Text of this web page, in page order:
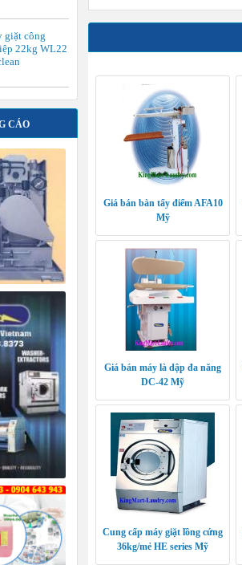
giặt công
22kg WL22
CÁO
Giá bán bàn tẩy điểm AFA10
Mỹ
Giá bán máy là dập đa năng
DC-42 Mỹ
Cung cấp máy giặt lồng cứng
36kg/mẻ HE series Mỹ